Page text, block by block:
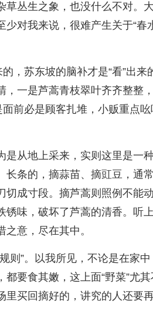
丛生之象，也没什么不对。
对我来说，很难产生关于“春
，苏东坡的脑补才是“看”出来
，一是芦蒿青枝翠叶齐齐整整
前必是顾客扎堆，小贩重点吆
从地上采来，实则这里是一
长条的，摘蒜苗、摘豇豆，通
切成寸段。摘芦蒿则照例不能
锈味，破坏了芦蒿的清香。听
意，尽在其中。
则”。以我所见，不论是在家
要食其嫩，这上面“野菜”尤
里买回摘好的，讲究的人还要